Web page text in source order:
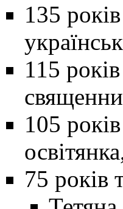
135
115
105
75 років